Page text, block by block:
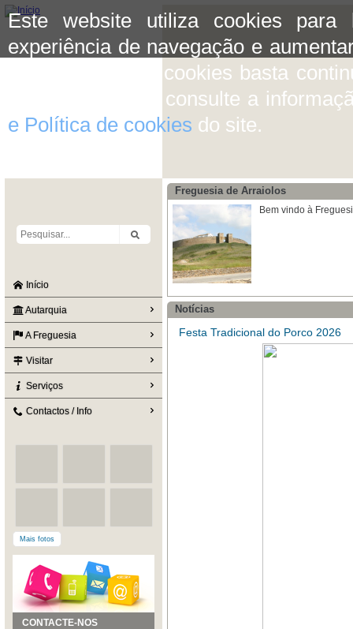
Este website utiliza cookies para
experiência de navegação e
aceitar o uso de cookies basta
mais informação consulte a
e Política de cookies do site.
Início
Autarquia
A Freguesia
Visitar
Serviços
Contactos / Info
Mais fotos
CONTACTE-NOS
Freguesia de Arraiolos
Bem vindo à
Notícias
Festa Tradicional do Porco 2026